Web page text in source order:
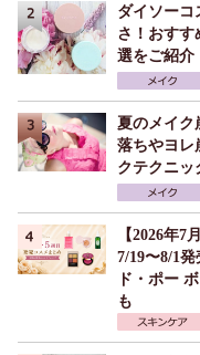
ダイソーコ
さ！おすす
選をご紹介
夏のメイク
落ちやヨレ
クテクニッ
【2026年7
7/19〜8/1
ド・ポー
も